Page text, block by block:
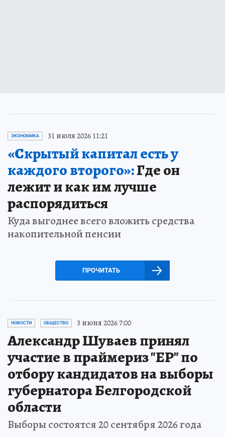
ЭКОНОМИКА 31 июля 2026 11:21
«Скрытый капитал есть у
каждого второго»:Где он
лежит и как им лучше
распорядиться
Куда выгоднее всего вложить средства
накопительной пенсии
ПРОЧИТАТЬ
НОВОСТИ ОБЩЕСТВО 3 июня 2026 7:00
Александр Шуваев принял
участие в праймериз "ЕР" по
отбору кандидатов на выборы
губернатора Белгородской
области
Выборы состоятся 20 сентября 2026 года